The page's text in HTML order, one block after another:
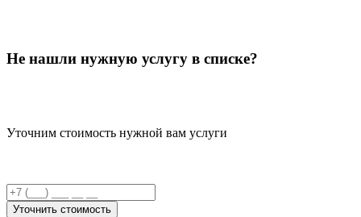
Не нашли нужную услугу в списке?
Уточним стоимость нужной вам услуги
Уточнить стоимость